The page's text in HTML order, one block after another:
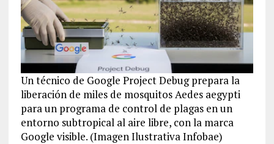
Un técnico de Google Project Debug prepara la
liberación de miles de mosquitos Aedes aegypti
para un programa de control de plagas en un
entorno subtropical al aire libre, con la marca
Google visible. (Imagen Ilustrativa Infobae)